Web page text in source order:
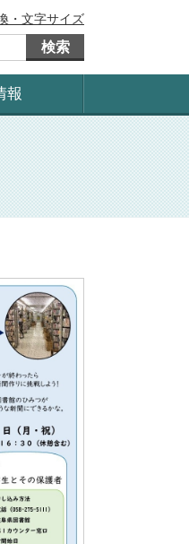
・文字サイズ
検索
報